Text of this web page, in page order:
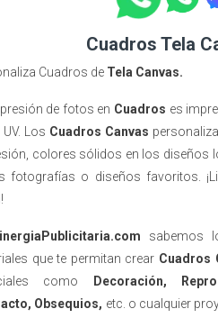
Cuadros Tela
Cuadros de Tela Canvas.
de fotos en Cuadros es
Los Cuadros Canvas
colores sólidos en los diseños
fotografías o diseños favoritos.
sabemos
que te permitan crear Cuadros
como
Decoración,
Obsequios, etc. o cualquier